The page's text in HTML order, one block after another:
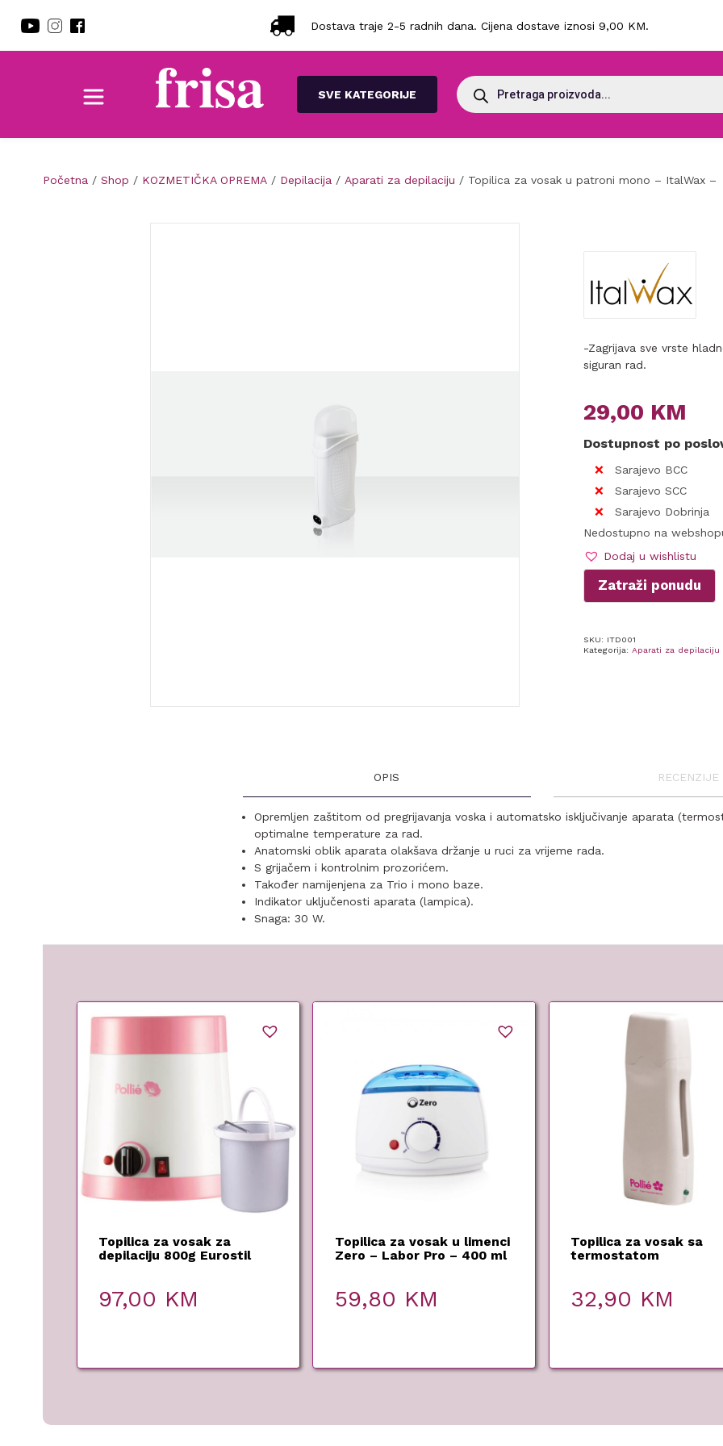
Dostava traje 2-5 radnih dana. Cijena dostave iznosi 9,00 KM.
SVE KATEGORIJE
Products
search
Početna / Shop / KOZMETIČKA OPREMA / Depilacija / Aparati za depilaciju / Topilica za vosak u patroni mono – ItalWax –
-Zagrijava sve vrste
siguran rad.
29,00 KM
Dostupnost po
Sarajevo BCC
Sarajevo SCC
Sarajevo Dobrinja
Nedostupno na
Dodaj u wishlistu
Zatraži ponudu
SKU: ITD001
Kategorija:Aparati za depilaciju
OPIS
Opremljen zaštitom od pregrijavanja voska i automatsko isključivanje aparata
optimalne temperature za rad.
Anatomski oblik aparata olakšava držanje u ruci za vrijeme rada.
S grijačem i kontrolnim prozorićem.
Također namijenjena za Trio i mono baze.
Indikator uključenosti aparata (lampica).
Snaga: 30 W.
Topilica za vosak za
depilaciju 800g Eurostil
97,00 KM
Topilica za vosak u limenci
Zero – Labor Pro – 400 ml
59,80 KM
Topilica za vosak sa
termostatom
32,90 KM